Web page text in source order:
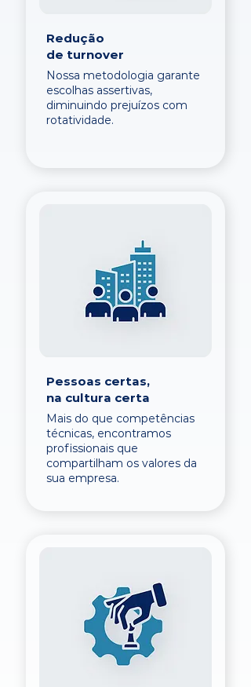
Redução
de turnover
Nossa metodologia garante
escolhas assertivas,
diminuindo prejuízos com
rotatividade.
Pessoas certas,
na cultura certa
Mais do que competências
técnicas, encontramos
profissionais que
compartilham os valores da
sua empresa.